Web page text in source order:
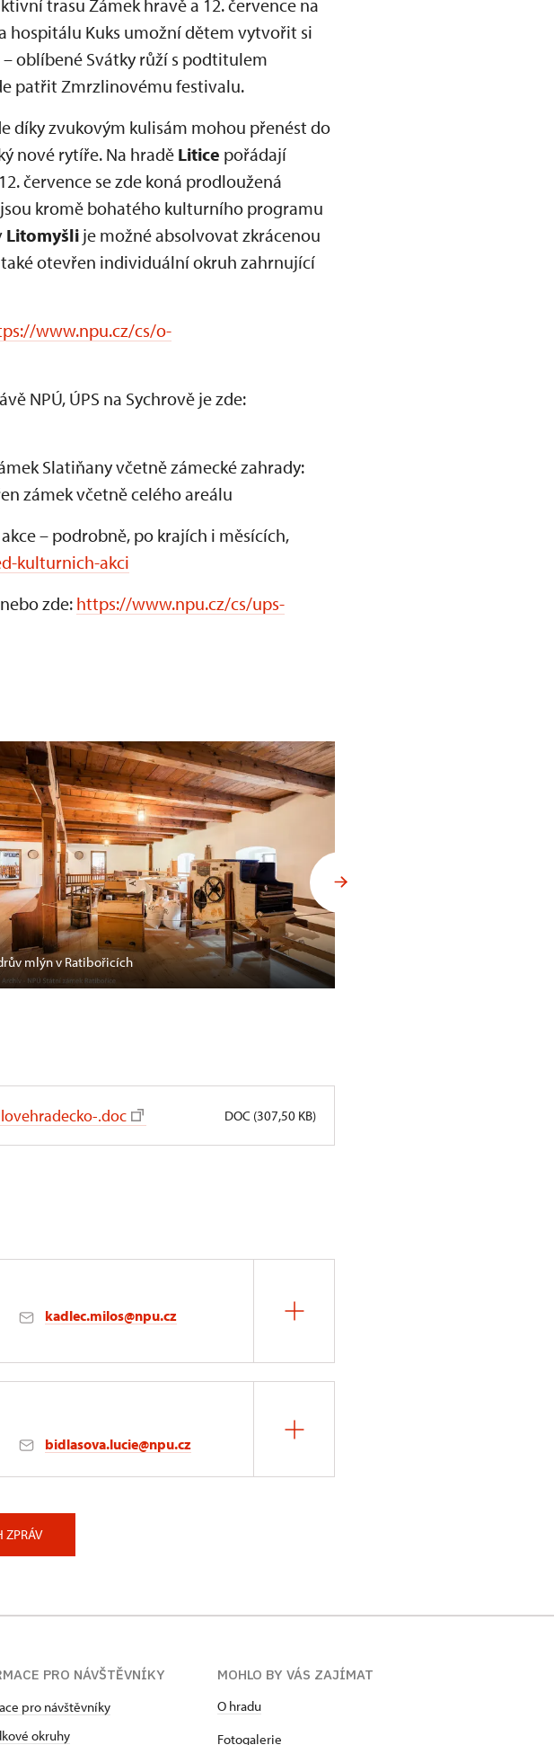
trasu Zámek hravě a 12. července na
hospitálu Kuks umožní dětem vytvořit si
oblíbené Svátky růží s podtitulem
patřit Zmrzlinovému festivalu.
díky zvukovým kulisám mohou přenést do
nové rytíře. Na hradě Litice pořádají
července se zde koná prodloužená
jsou kromě bohatého kulturního programu
Litomyšli je možné absolvovat zkrácenou
otevřen individuální okruh zahrnující
www.npu.cz/cs/o-
NPÚ, ÚPS na Sychrově je zde:
Slatiňany včetně zámecké zahrady:
zámek včetně celého areálu
– podrobně, po krajích i měsících,
kulturnich-akci
zde: https://www.npu.cz/cs/ups-
mlýn v Ratibořicích
.doc DOC (307,50 KB)
kadlec.milos@npu.cz
bidlasova.lucie@npu.cz
ZPRÁV
PRO NÁVŠTĚVNÍKY
pro návštěvníky
okruhy
MOHLO BY VÁS ZAJÍMAT
O hradu
Fotogalerie